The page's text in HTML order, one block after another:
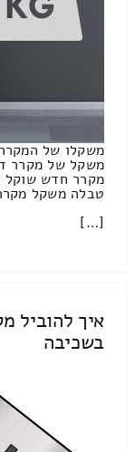
משקלו של
משקל של מקרר
מקרר חדש שוקל
טבלה משקל
[…]
איך להוביל
בשכיבה